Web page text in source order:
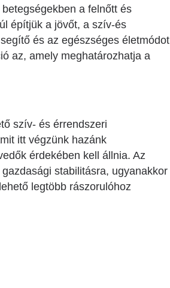
a felnőtt és
építjük a jövőt, a szív-és
és az egészséges életmódot
az, amely meghatározhatja a
szív- és érrendszeri
itt végzünk hazánk
érdekében kell állnia. Az
stabilitásra, ugyanakkor
legtöbb rászorulóhoz